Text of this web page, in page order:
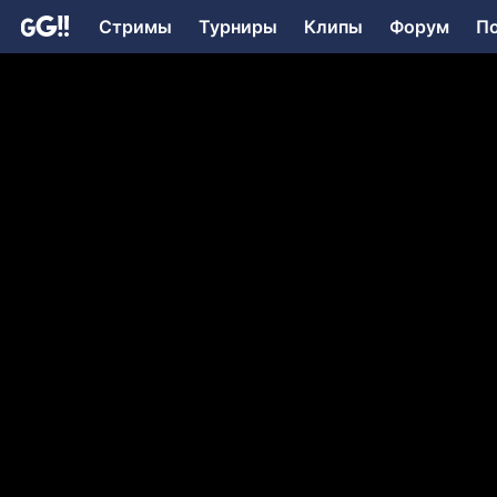
Стримы Турниры Клипы Форум